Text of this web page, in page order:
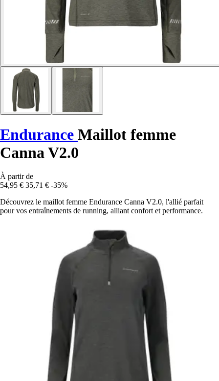
Endurance Maillot femme
Canna V2.0
À partir de
54,95 € 35,71 € -35%
Découvrez le maillot femme Endurance Canna V2.0, l'allié parfait
pour vos entraînements de running, alliant confort et performance.